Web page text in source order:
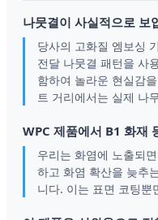
나뭇결이 사실적으로 보
당사의 고화질 엠보싱
전달 나뭇결 패턴을 사
함하여 놀라운 현실감
트 거리에서는 실제 나
WPC 제품에서 B1 화재
우리는 화염에 노출되
하고 화염 확산을 늦추
니다. 이는 표면 코팅뿐